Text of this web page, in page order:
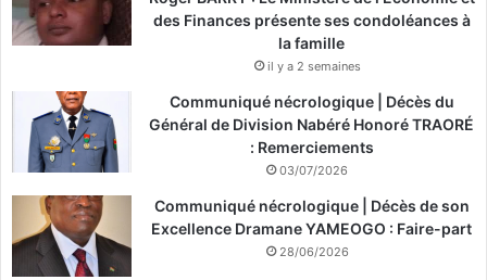
des Finances présente ses condoléances à
la famille
il y a 2 semaines
Communiqué nécrologique | Décès du
Général de Division Nabéré Honoré TRAORÉ
: Remerciements
03/07/2026
Communiqué nécrologique | Décès de son
Excellence Dramane YAMEOGO : Faire-part
28/06/2026